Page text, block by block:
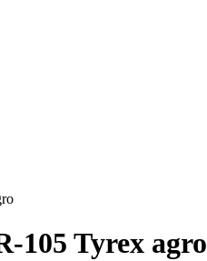
105 Tyrex agro